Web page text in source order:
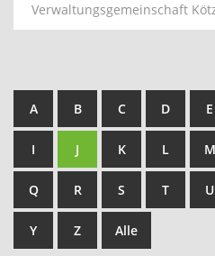
Verwaltungsgemeinschaft
A B C D E
I J K L M
Q R S T U
Y Z Alle